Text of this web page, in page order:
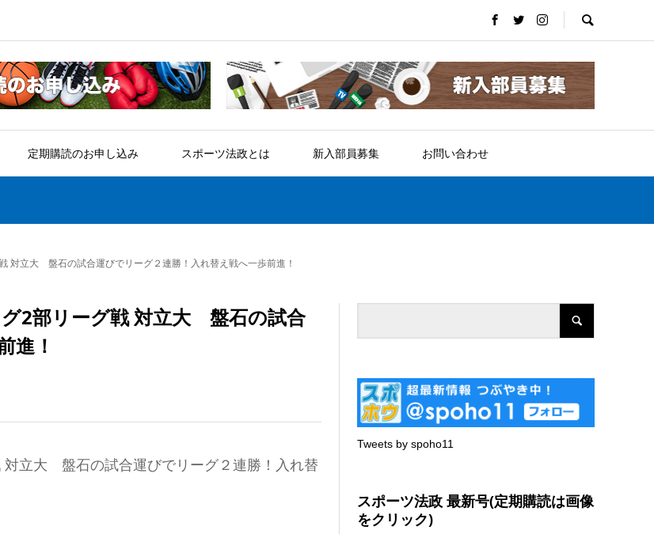
定期購読のお申し込み スポーツ法政とは 新入部員募集 お問い合わせ
対立大 盤石の試合運びでリーグ２連勝！入れ替え戦へ一歩前進！
グ2部リーグ戦 対立大 盤石の試合
進！
対立大 盤石の試合運びでリーグ２連勝！入れ替
Tweets by spoho11
スポーツ法政 最新号(定期購読は画像
をクリック)